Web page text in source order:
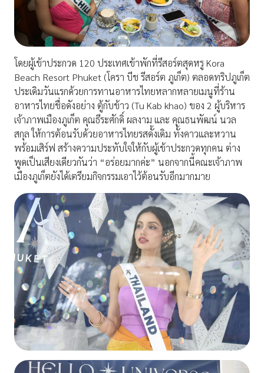
โดยผู้เข้าประกวด 120 ประเทศเข้าพักที่รีสอร์ตสุดหรู Kora
Beach Resort Phuket (โครา บีช รีสอร์ต ภูเก็ต) ตลอดทริปภูเก็ต
ประเดิมวันแรกด้วยการทานอาหารไทยหลากหลายเมนูที่ร้าน
อาหารไทยชื่อดังอย่าง ตู้กับข้าว (Tu Kab khao) ของ 2 ผู้บริหาร
เจ้าภาพเมืองภูเก็ต คุณธีระศักดิ์ ผลงาม และ คุณธนพัฒน์ นวล
สกุล ให้การต้อนรับด้วยอาหารไทยรสดั้งเดิม ทั้งคาวและหวาน
พร้อมเสิร์ฟ สร้างความประทับใจให้กับผู้เข้าประกวดทุกคน ต่าง
พูดเป็นเสียงเดียวกันว่า “อร่อยมากค่ะ” นอกจากนี้คณะเจ้าภาพ
เมืองภูเก็ตยังได้เตรียมกิจกรรมเอาไว้ต้อนรับอีกมากมาย